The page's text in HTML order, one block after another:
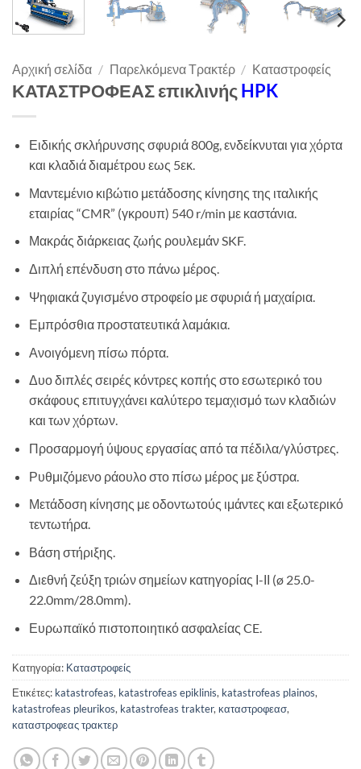
Αρχική σελίδα / Παρελκόμενα Τρακτέρ / Καταστροφείς
ΚΑΤΑΣΤΡΟΦΕΑΣ επικλινήςHPK
Ειδικής σκλήρυνσης σφυριά 800g, ενδείκνυται για χόρτα
και κλαδιά διαμέτρου εως 5εκ.
Μαντεμένιο κιβώτιο μετάδοσης κίνησης της ιταλικής
εταιρίας “CMR” (γκρουπ) 540 r/min με καστάνια.
Μακράς διάρκειας ζωής ρουλεμάν SKF.
Διπλή επένδυση στο πάνω μέρος.
Ψηφιακά ζυγισμένο στροφείο με σφυριά ή μαχαίρια.
Εμπρόσθια προστατευτικά λαμάκια.
Ανοιγόμενη πίσω πόρτα.
Δυο διπλές σειρές κόντρες κοπής στο εσωτερικό του
σκάφους επιτυγχάνει καλύτερο τεμαχισμό των κλαδιών
και των χόρτων.
Προσαρμογή ύψους εργασίας από τα πέδιλα/γλύστρες.
Ρυθμιζόμενο ράουλο στο πίσω μέρος με ξύστρα.
Μετάδοση κίνησης με οδοντωτούς ιμάντες και εξωτερικό
τεντωτήρα.
Βάση στήριξης.
Διεθνή ζεύξη τριών σημείων κατηγορίας Ι-ΙΙ (ø 25.0-
22.0mm/28.0mm).
Ευρωπαϊκό πιστοποιητικό ασφαλείας CE.
Κατηγορία: Καταστροφείς
Ετικέτες: katastrofeas, katastrofeas epiklinis, katastrofeas plainos,
katastrofeas pleurikos, katastrofeas trakter, καταστροφεασ,
καταστροφεας τρακτερ